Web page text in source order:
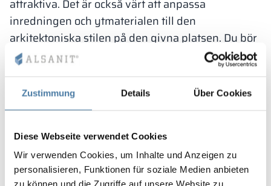
Zustimmung Details Über Cookies
Diese Webseite verwendet Cookies
Wir verwenden Cookies, um Inhalte und Anzeigen zu
personalisieren, Funktionen für soziale Medien anbieten
zu können und die Zugriffe auf unsere Website zu
attraktiva. Det är också värt att anpassa
inredningen och ytmaterialen till den
arkitektoniska stilen på den givna platsen. Du bör
också överväga att använda lösningar som
energieffektiv belysning och vattensparande
system samt användning av miljövänliga
material.
När du designar en offentlig toalett
ska du ta hänsyn till juridiska krav